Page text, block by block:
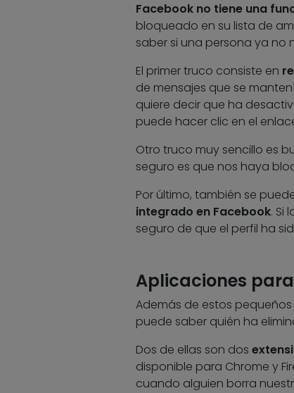
Facebook no tiene una
bloqueado en su lista de
saber si una persona ya no
El primer truco consiste en
de mensajes que se
quiere decir que ha
puede hacer clic en el
Otro truco muy sencillo es
seguro es que nos haya
Por último, también se
integrado en Facebook. Si
seguro de que el perfil ha
Aplicaciones
Además de estos
puede saber quién ha
Dos de ellas son dos
disponible para Chrome y
cuando alguien borra